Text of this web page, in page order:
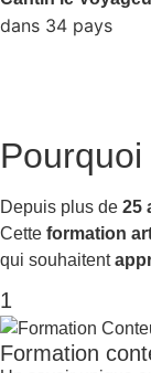
dans 34 pays
Pourquoi
Depuis plus de 25
Cette formation
qui souhaitent
1
Formation